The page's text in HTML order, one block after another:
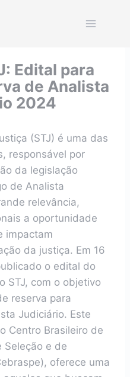
Edital para
de Analista
2024
(STJ) é uma das
responsável por
da legislação
de Analista
relevância,
a oportunidade
impactam
da justiça. Em 16
o edital do
STJ, com o objetivo
reserva para
Judiciário. Este
Centro Brasileiro de
Seleção e de
oferece uma